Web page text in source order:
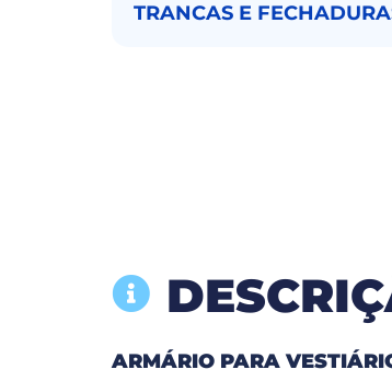
TRANCAS E
ARMÁRIO PARA